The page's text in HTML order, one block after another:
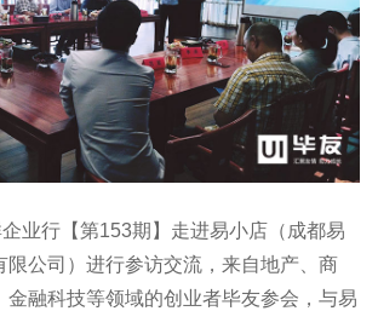
业行【第153期】走进易小店（成都易
限公司）进行参访交流，来自地产、商
金融科技等领域的创业者毕友参会，与易